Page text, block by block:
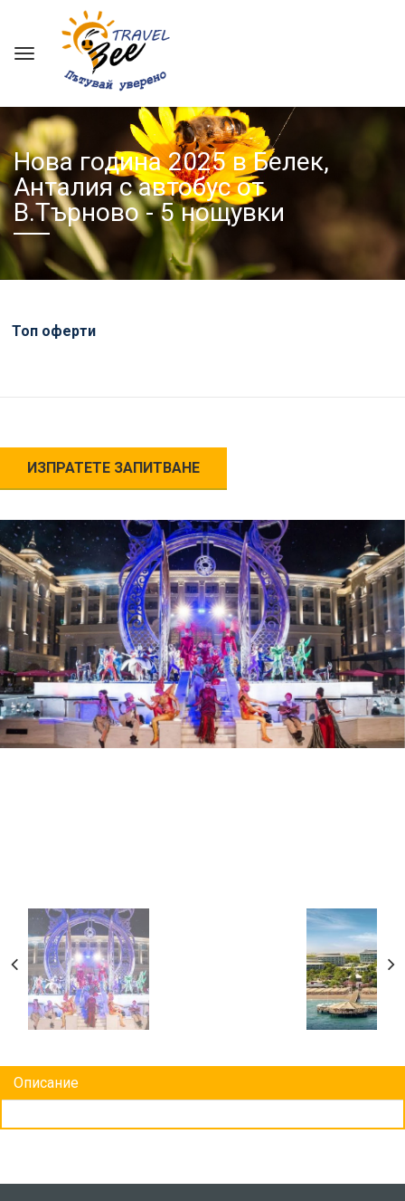
Нова година 2025 в Белек,
Анталия с автобус от
В.Търново - 5 нощувки
Топ оферти
Описание